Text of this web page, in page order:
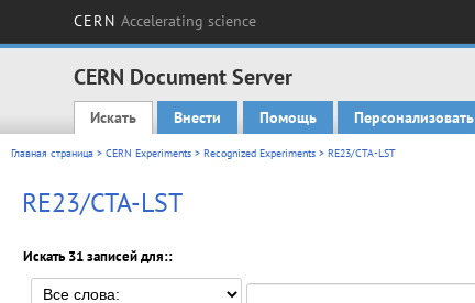
CERN Accelerating science
CERN Document Server
Main menu
Искать Внести Помощь Персонализовать
Главная страница > CERN Experiments > Recognized Experiments > RE23/CTA-LST
RE23/CTA-LST
Искать 31 записей для::